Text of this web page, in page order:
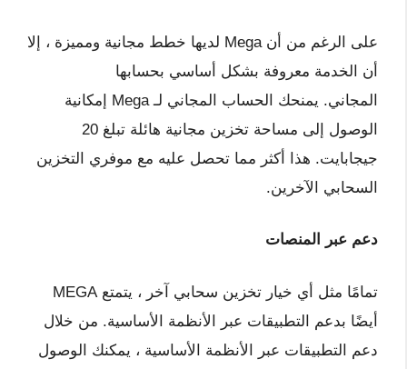
على الرغم من أن Mega لديها خطط مجانية ومميزة ، إلا
أن الخدمة معروفة بشكل أساسي بحسابها
المجاني. يمنحك الحساب المجاني لـ Mega إمكانية
الوصول إلى مساحة تخزين مجانية هائلة تبلغ 20
جيجابايت. هذا أكثر مما تحصل عليه مع موفري التخزين
السحابي الآخرين.
دعم عبر المنصات
تمامًا مثل أي خيار تخزين سحابي آخر ، يتمتع MEGA
أيضًا بدعم التطبيقات عبر الأنظمة الأساسية. من خلال
دعم التطبيقات عبر الأنظمة الأساسية ، يمكنك الوصول